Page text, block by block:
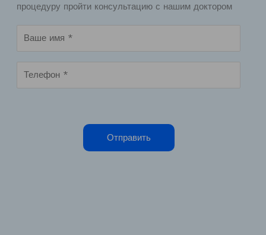
процедуру пройти консультацию с нашим доктором